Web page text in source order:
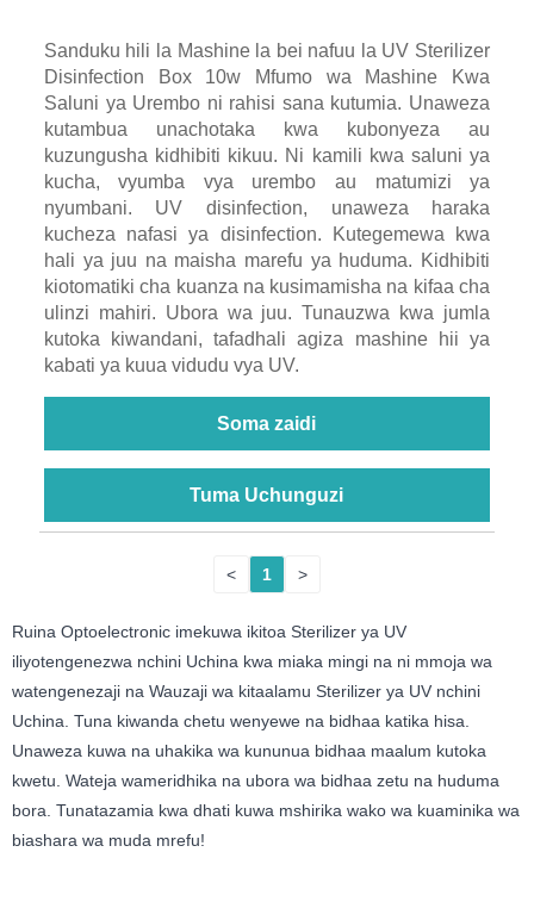
Sanduku hili la Mashine la bei nafuu la UV Sterilizer
Disinfection Box 10w Mfumo wa Mashine Kwa
Saluni ya Urembo ni rahisi sana kutumia. Unaweza
kutambua unachotaka kwa kubonyeza au
kuzungusha kidhibiti kikuu. Ni kamili kwa saluni ya
kucha, vyumba vya urembo au matumizi ya
nyumbani. UV disinfection, unaweza haraka
kucheza nafasi ya disinfection. Kutegemewa kwa
hali ya juu na maisha marefu ya huduma. Kidhibiti
kiotomatiki cha kuanza na kusimamisha na kifaa cha
ulinzi mahiri. Ubora wa juu. Tunauzwa kwa jumla
kutoka kiwandani, tafadhali agiza mashine hii ya
kabati ya kuua vidudu vya UV.
Soma zaidi
Tuma Uchunguzi
< 1 >
Ruina Optoelectronic imekuwa ikitoa Sterilizer ya UV
iliyotengenezwa nchini Uchina kwa miaka mingi na ni mmoja wa
watengenezaji na Wauzaji wa kitaalamu Sterilizer ya UV nchini
Uchina. Tuna kiwanda chetu wenyewe na bidhaa katika hisa.
Unaweza kuwa na uhakika wa kununua bidhaa maalum kutoka
kwetu. Wateja wameridhika na ubora wa bidhaa zetu na huduma
bora. Tunatazamia kwa dhati kuwa mshirika wako wa kuaminika wa
biashara wa muda mrefu!